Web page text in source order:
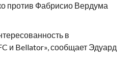
против Фабрисио Вердума
в
и Bellator», сообщает Эдуард